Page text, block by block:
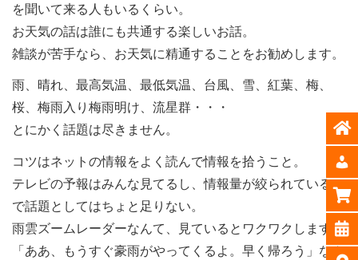
を聞いて来る人もいるくらい。
お天気の話は誰にも共通する楽しいお話。
雑談が苦手なら、お天気に精通することをお勧めします。
雨、晴れ、最高気温、最低気温、台風、雪、紅葉、梅、
桜、梅雨入り梅雨明け、流星群・・・
とにかく話題は尽きません。
コツはネットの情報をよく読んで情報を拾うこと。
テレビの予報はみんな見てるし、情報量が絞られているの
で話題としてはちょと足りない。
雨雲ズームレーダーなんて、見ているとワクワクします。
「ああ、もうすぐ豪雨がやってくるよ。早く帰ろう」なん